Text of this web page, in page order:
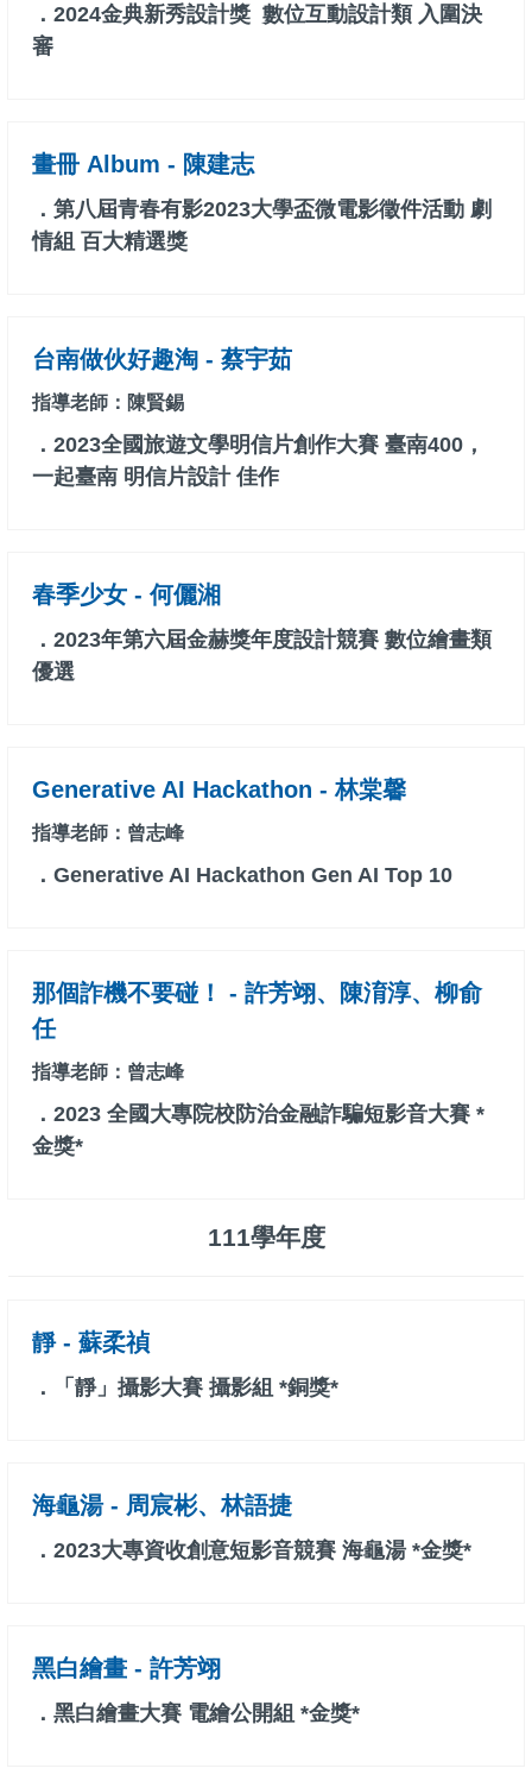
．2024金典新秀設計獎 數位互動設計類 入圍決
審
畫冊 Album - 陳建志
．第八屆青春有影2023大學盃微電影徵件活動 劇
情組 百大精選獎
台南做伙好趣淘 - 蔡宇茹
指導老師：陳賢錫
．2023全國旅遊文學明信片創作大賽 臺南400，
一起臺南 明信片設計 佳作
春季少女 - 何儷湘
．2023年第六屆金赫獎年度設計競賽 數位繪畫類
優選
Generative AI Hackathon - 林棠馨
指導老師：曾志峰
．Generative AI Hackathon Gen AI Top 10
那個詐機不要碰！ - 許芳翊、陳淯淳、柳俞
任
指導老師：曾志峰
．2023 全國大專院校防治金融詐騙短影音大賽 *
金獎*
111學年度
靜 - 蘇柔禎
．「靜」攝影大賽 攝影組 *銅獎*
海龜湯 - 周宸彬、林語捷
．2023大專資收創意短影音競賽 海龜湯 *金獎*
黑白繪畫 - 許芳翊
．黑白繪畫大賽 電繪公開組 *金獎*